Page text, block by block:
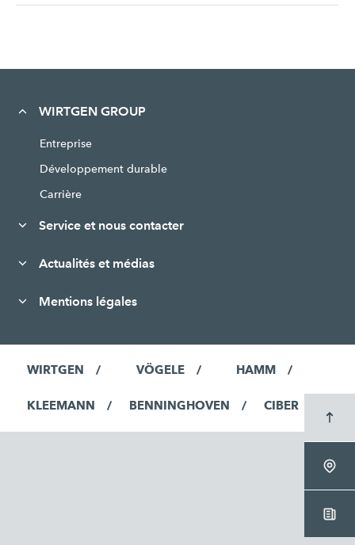
WIRTGEN GROUP
Entreprise
Développement durable
Carrière
Service et nous contacter
Actualités et médias
Mentions légales
WIRTGEN VÖGELE HAMM
KLEEMANN BENNINGHOVEN CIBER